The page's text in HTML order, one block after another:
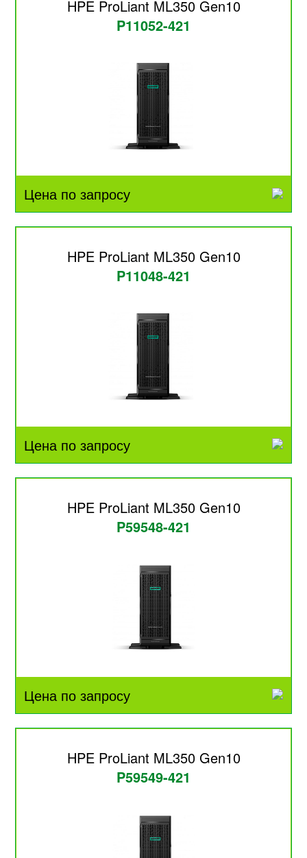
HPE ProLiant ML350 Gen10
P11052-421
Цена по запросу
HPE ProLiant ML350 Gen10
P11048-421
Цена по запросу
HPE ProLiant ML350 Gen10
P59548-421
Цена по запросу
HPE ProLiant ML350 Gen10
P59549-421